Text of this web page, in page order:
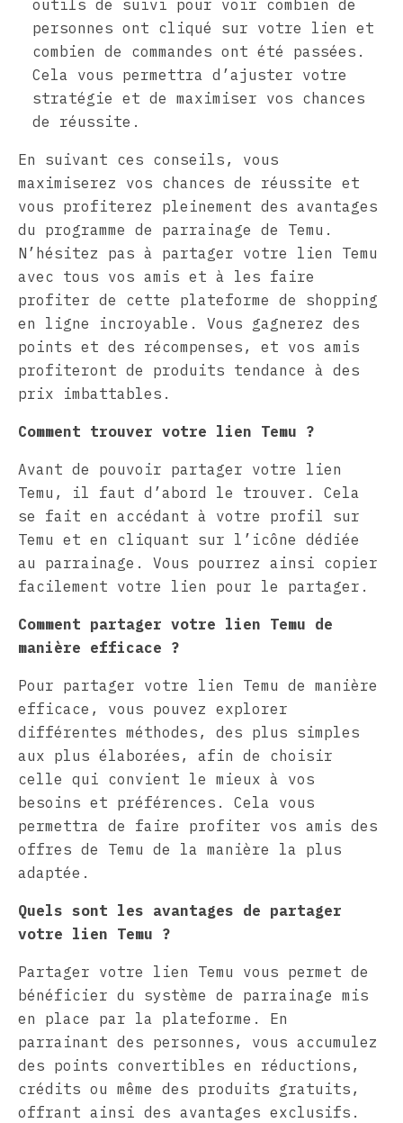
outils de suivi pour voir combien de
personnes ont cliqué sur votre lien et
combien de commandes ont été passées.
Cela vous permettra d’ajuster votre
stratégie et de maximiser vos chances
de réussite.
En suivant ces conseils, vous
maximiserez vos chances de réussite et
vous profiterez pleinement des avantages
du programme de parrainage de Temu.
N’hésitez pas à partager votre lien Temu
avec tous vos amis et à les faire
profiter de cette plateforme de shopping
en ligne incroyable. Vous gagnerez des
points et des récompenses, et vos amis
profiteront de produits tendance à des
prix imbattables.
Comment trouver votre lien Temu ?
Avant de pouvoir partager votre lien
Temu, il faut d’abord le trouver. Cela
se fait en accédant à votre profil sur
Temu et en cliquant sur l’icône dédiée
au parrainage. Vous pourrez ainsi copier
facilement votre lien pour le partager.
Comment partager votre lien Temu de
manière efficace ?
Pour partager votre lien Temu de manière
efficace, vous pouvez explorer
différentes méthodes, des plus simples
aux plus élaborées, afin de choisir
celle qui convient le mieux à vos
besoins et préférences. Cela vous
permettra de faire profiter vos amis des
offres de Temu de la manière la plus
adaptée.
Quels sont les avantages de partager
votre lien Temu ?
Partager votre lien Temu vous permet de
bénéficier du système de parrainage mis
en place par la plateforme. En
parrainant des personnes, vous accumulez
des points convertibles en réductions,
crédits ou même des produits gratuits,
offrant ainsi des avantages exclusifs.